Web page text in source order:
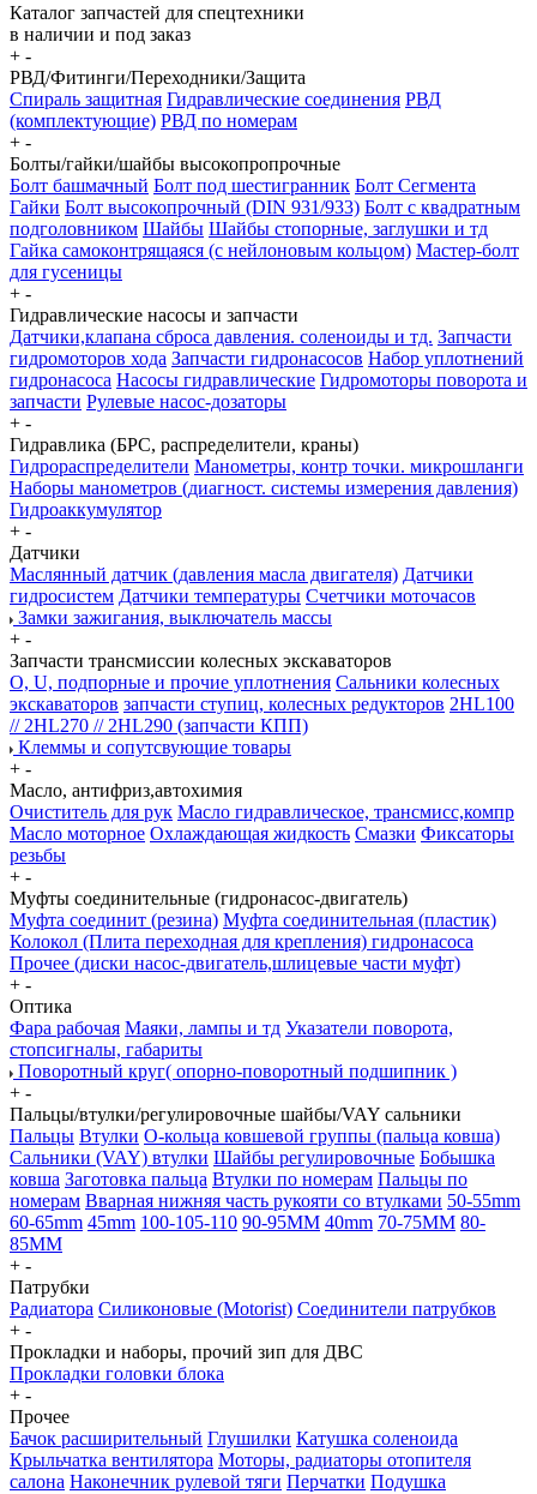
Каталог запчастей для спецтехники
в наличии и под заказ
+ -
РВД/Фитинги/Переходники/Защита
Спираль защитная Гидравлические соединения РВД
(комплектующие) РВД по номерам
+ -
Болты/гайки/шайбы высокопропрочные
Болт башмачный Болт под шестигранник Болт Сегмента
Гайки Болт высокопрочный (DIN 931/933) Болт с квадратным
подголовником Шайбы Шайбы стопорные, заглушки и тд
Гайка самоконтрящаяся (с нейлоновым кольцом) Мастер-болт
для гусеницы
+ -
Гидравлические насосы и запчасти
Датчики,клапана сброса давления. соленоиды и тд. Запчасти
гидромоторов хода Запчасти гидронасосов Набор уплотнений
гидронасоса Насосы гидравлические Гидромоторы поворота и
запчасти Рулевые насос-дозаторы
+ -
Гидравлика (БРС, распределители, краны)
Гидрораспределители Манометры, контр точки. микрошланги
Наборы манометров (диагност. системы измерения давления)
Гидроаккумулятор
+ -
Датчики
Маслянный датчик (давления масла двигателя) Датчики
гидросистем Датчики температуры Счетчики моточасов
Замки зажигания, выключатель массы
+ -
Запчасти трансмиссии колесных экскаваторов
О, U, подпорные и прочие уплотнения Сальники колесных
экскаваторов запчасти ступиц, колесных редукторов 2HL100
// 2HL270 // 2HL290 (запчасти КПП)
Клеммы и сопутсвующие товары
+ -
Масло, антифриз,автохимия
Очиститель для рук Масло гидравлическое, трансмисс,компр
Масло моторное Охлаждающая жидкость Смазки Фиксаторы
резьбы
+ -
Муфты соединительные (гидронасос-двигатель)
Муфта соединит (резина) Муфта соединительная (пластик)
Колокол (Плита переходная для крепления) гидронасоса
Прочее (диски насос-двигатель,шлицевые части муфт)
+ -
Оптика
Фара рабочая Маяки, лампы и тд Указатели поворота,
стопсигналы, габариты
Поворотный круг( опорно-поворотный подшипник )
+ -
Пальцы/втулки/регулировочные шайбы/VAY сальники
Пальцы Втулки О-кольца ковшевой группы (пальца ковша)
Сальники (VAY) втулки Шайбы регулировочные Бобышка
ковша Заготовка пальца Втулки по номерам Пальцы по
номерам Вварная нижняя часть рукояти со втулками 50-55mm
60-65mm 45mm 100-105-110 90-95MM 40mm 70-75MM 80-
85MM
+ -
Патрубки
Радиатора Силиконовые (Motorist) Соединители патрубков
+ -
Прокладки и наборы, прочий зип для ДВС
Прокладки головки блока
+ -
Прочее
Бачок расширительный Глушилки Катушка соленоида
Крыльчатка вентилятора Моторы, радиаторы отопителя
салона Наконечник рулевой тяги Перчатки Подушка